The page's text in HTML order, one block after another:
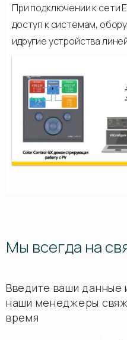
При подключении к сети
доступ к системам,
идругие устройства
Мы всегда на
Введите ваши данные
наши менеджеры
время